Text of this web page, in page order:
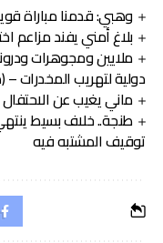
وهبي: قدمنا مباراة
بلاغ أمني يفند مزاعم
ملايين ومجوهرات
دولية لتهريب المخدرات –
ماني يغيب عن
طنجة.. خلاف بسيط
توقيف المشتبه فيه